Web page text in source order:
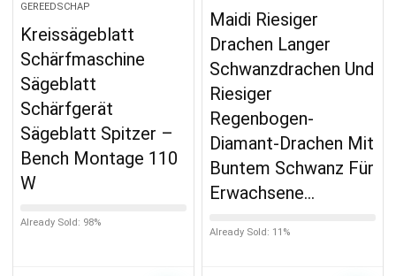
GEREEDSCHAP
Kreissägeblatt
Schärfmaschine
Sägeblatt
Schärfgerät
Sägeblatt Spitzer –
Bench Montage 110
W
Already Sold: 98%
Maidi Riesiger
Drachen Langer
Schwanzdrachen Und
Riesiger
Regenbogen-
Diamant-Drachen Mit
Buntem Schwanz Für
Erwachsene…
Already Sold: 11%